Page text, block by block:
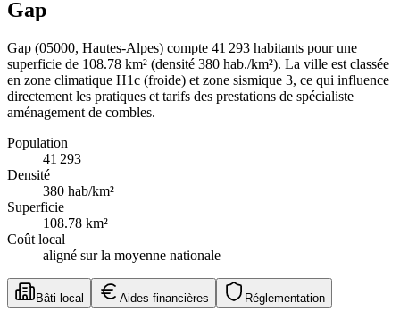
Gap
Gap (05000, Hautes-Alpes) compte 41 293 habitants pour une
superficie de 108.78 km² (densité 380 hab./km²). La ville est classée
en zone climatique H1c (froide) et zone sismique 3, ce qui influence
directement les pratiques et tarifs des prestations de spécialiste
aménagement de combles.
Population
41 293
Densité
380 hab/km²
Superficie
108.78 km²
Coût local
aligné sur la moyenne nationale
Bâti local Aides financières Réglementation